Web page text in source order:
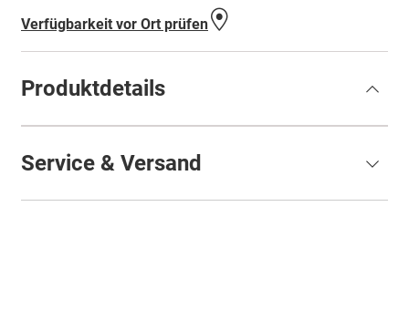
Verfügbarkeit vor Ort prüfen
Produktdetails
Service & Versand